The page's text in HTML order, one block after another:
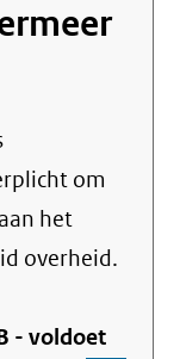
om
het
overheid.
-voldoet